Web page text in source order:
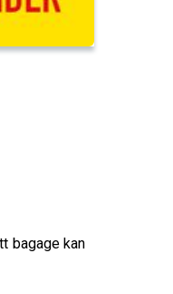
bagage kan